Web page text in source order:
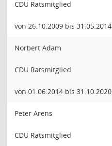
CDU Ratsmitglied
von 26.10.2009 bis 31.05.2014
Norbert Adam
CDU Ratsmitglied
von 01.06.2014 bis 31.10.2020
Peter Arens
CDU Ratsmitglied